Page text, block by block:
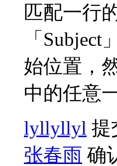
匹配一行
「
始位置，
中的任意
lyllyllyl 提
张春雨 确